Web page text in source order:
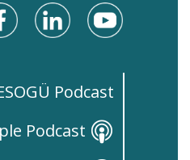
Podcast
Podcast